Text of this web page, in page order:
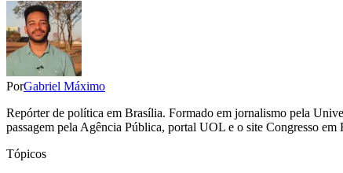
PorGabriel Máximo
Repórter de política em Brasília. Formado em jornalismo pela
passagem pela Agência Pública, portal UOL e o site Congresso em
Tópicos